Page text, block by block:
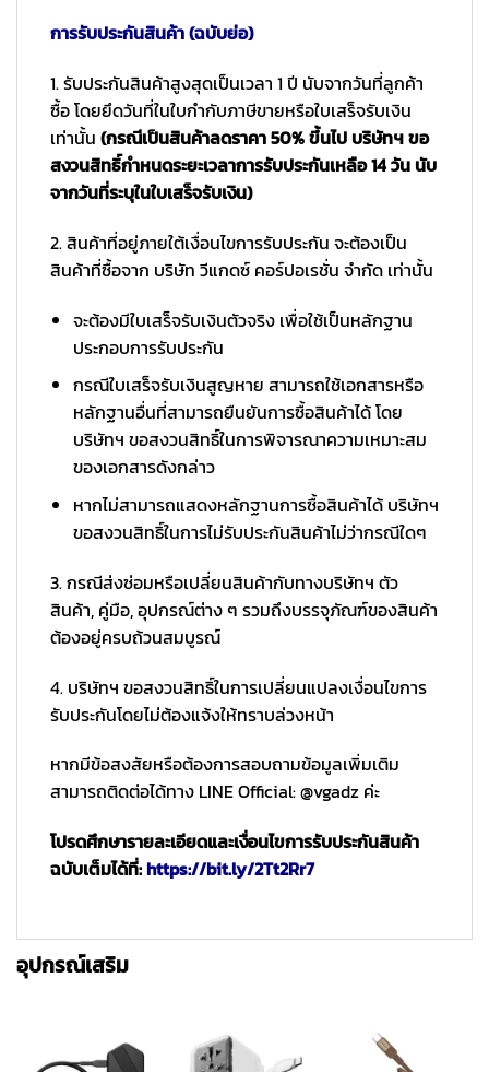
การรับประกันสินค้า (ฉบับย่อ)
1. รับประกันสินค้าสูงสุดเป็นเวลา 1 ปี นับจากวันที่ลูกค้า
ซื้อ โดยยึดวันที่ในใบกำกับภาษีขายหรือใบเสร็จรับเงิน
เท่านั้น (กรณีเป็นสินค้าลดราคา 50% ขึ้นไป บริษัทฯ ขอ
สงวนสิทธิ์กำหนดระยะเวลาการรับประกันเหลือ 14 วัน นับ
จากวันที่ระบุในใบเสร็จรับเงิน)
2. สินค้าที่อยู่ภายใต้เงื่อนไขการรับประกัน จะต้องเป็น
สินค้าที่ซื้อจาก บริษัท วีแกดซ์ คอร์ปอเรชั่น จำกัด เท่านั้น
จะต้องมีใบเสร็จรับเงินตัวจริง เพื่อใช้เป็นหลักฐาน
ประกอบการรับประกัน
กรณีใบเสร็จรับเงินสูญหาย สามารถใช้เอกสารหรือ
หลักฐานอื่นที่สามารถยืนยันการซื้อสินค้าได้ โดย
บริษัทฯ ขอสงวนสิทธิ์ในการพิจารณาความเหมาะสม
ของเอกสารดังกล่าว
หากไม่สามารถแสดงหลักฐานการซื้อสินค้าได้ บริษัทฯ
ขอสงวนสิทธิ์ในการไม่รับประกันสินค้าไม่ว่ากรณีใดๆ
3. กรณีส่งซ่อมหรือเปลี่ยนสินค้ากับทางบริษัทฯ ตัว
สินค้า, คู่มือ, อุปกรณ์ต่าง ๆ รวมถึงบรรจุภัณฑ์ของสินค้า
ต้องอยู่ครบถ้วนสมบูรณ์
4. บริษัทฯ ขอสงวนสิทธิ์ในการเปลี่ยนแปลงเงื่อนไขการ
รับประกันโดยไม่ต้องแจ้งให้ทราบล่วงหน้า
หากมีข้อสงสัยหรือต้องการสอบถามข้อมูลเพิ่มเติม
สามารถติดต่อได้ทาง LINE Official: @vgadz ค่ะ
โปรดศึกษารายละเอียดและเงื่อนไขการรับประกันสินค้า
ฉบับเต็มได้ที่:https://bit.ly/2Tt2Rr7
อุปกรณ์เสริม